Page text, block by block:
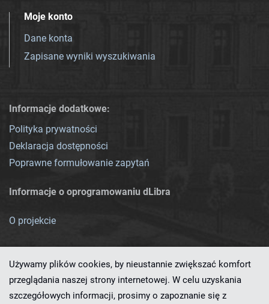
Moje konto
Dane konta
Zapisane wyniki wyszukiwania
Informacje dodatkowe:
Polityka prywatności
Deklaracja dostępności
Poprawne formułowanie zapytań
Informacje o oprogramowaniu dLibra
O projekcie
Używamy plików cookies, by nieustannie zwiększać komfort
przeglądania naszej strony internetowej. W celu uzyskania
szczegółowych informacji, prosimy o zapoznanie się z